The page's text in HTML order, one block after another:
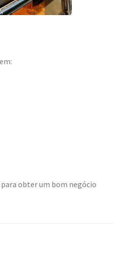
para obter um bom negócio